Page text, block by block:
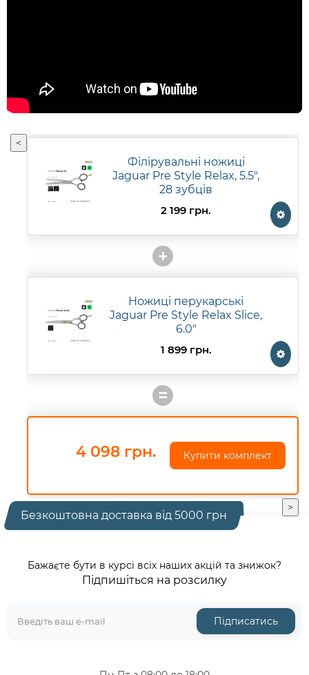
<
Філірувальні ножиці
Jaguar Pre Style Relax, 5.5",
28 зубців
2 199 грн.
+
Ножиці перукарські
Jaguar Pre Style Relax Slice,
6.0"
1 899 грн.
=
4 098 грн. Купити комплект
>
Безкоштовна доставка від 5000 грн
Бажаєте бути в курсі всіх наших акцій та знижок?
Підпишіться на розсилку
Підписатись